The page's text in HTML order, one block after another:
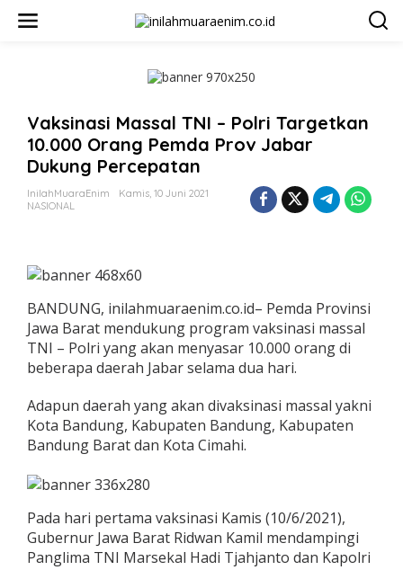
Vaksinasi Massal TNI – Polri Targetkan
10.000 Orang Pemda Prov Jabar
Dukung Percepatan
InilahMuaraEnim
Kamis, 10 Juni 2021
NASIONAL
BANDUNG, inilahmuaraenim.co.id– Pemda Provinsi
Jawa Barat mendukung program vaksinasi massal
TNI – Polri yang akan menyasar 10.000 orang di
beberapa daerah Jabar selama dua hari.
Adapun daerah yang akan divaksinasi massal yakni
Kota Bandung, Kabupaten Bandung, Kabupaten
Bandung Barat dan Kota Cimahi.
Pada hari pertama vaksinasi Kamis (10/6/2021),
Gubernur Jawa Barat Ridwan Kamil mendampingi
Panglima TNI Marsekal Hadi Tjahjanto dan Kapolri